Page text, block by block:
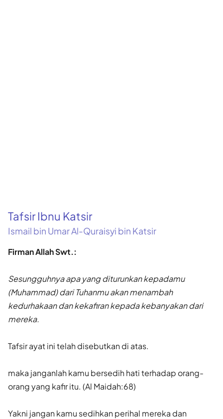
Tafsir Ibnu Katsir
Ismail bin Umar Al-Quraisyi bin Katsir
Firman Allah Swt.:
Sesungguhnya apa yang diturunkan kepadamu
(Muhammad) dari Tuhanmu akan menambah
kedurhakaan dan kekafiran kepada kebanyakan dari
mereka.
Tafsir ayat ini telah disebutkan di atas.
maka janganlah kamu bersedih hati terhadap orang-
orang yang kafir itu. (Al Maidah:68)
Yakni jangan kamu sedihkan perihal mereka dan